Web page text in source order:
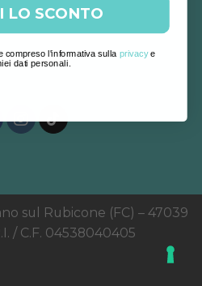
Care
Legali
sul Rubicone (FC) – 47039
/ C.F. 04538040405
LO SCONTO
compreso l'informativa sulla privacye
dati personali.